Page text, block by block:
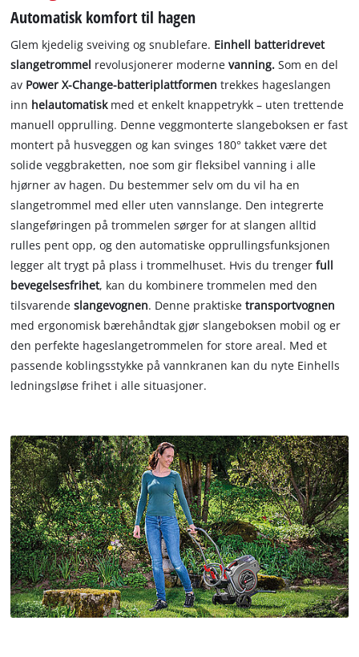
Automatisk komfort til hagen
Glem kjedelig sveiving og snublefare. Einhell batteridrevet
slangetrommel revolusjonerer modernevanning. Som en del
av Power X-Change-batteriplattformen trekkes hageslangen
inn helautomatiskmed et enkelt knappetrykk – uten trettende
manuell opprulling. Denne veggmonterte slangeboksen er fast
montert på husveggen og kan svinges 180° takket være det
solide veggbraketten, noe som gir fleksibel vanning i alle
hjørner av hagen. Du bestemmer selv om du vil ha en
slangetrommel med eller uten vannslange. Den integrerte
slangeføringen på trommelen sørger for at slangen alltid
rulles pent opp, og den automatiske opprullingsfunksjonen
legger alt trygt på plass i trommelhuset. Hvis du trengerfull
bevegelsesfrihet, kan du kombinere trommelen med den
tilsvarende slangevognen. Denne praktisketransportvognen
med ergonomisk bærehåndtak gjør slangeboksen mobil og er
den perfekte hageslangetrommelen for store areal. Med et
passende koblingsstykke på vannkranen kan du nyte Einhells
ledningsløse frihet i alle situasjoner.